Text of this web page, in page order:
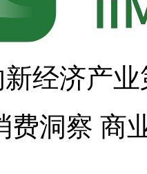
经济产
费洞察 商